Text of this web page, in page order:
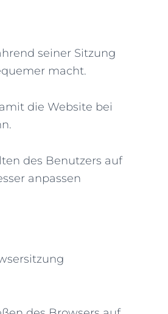
seiner Sitzung
macht.
die Website bei
des Benutzers auf
anpassen